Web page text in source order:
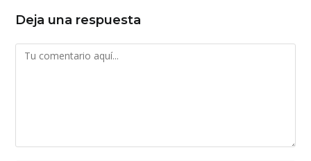
Deja una respuesta
Comentario